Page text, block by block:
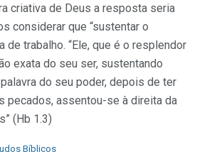
criativa de Deus a resposta seria
considerar que “sustentar o
de trabalho. “Ele, que é o resplendor
exata do seu ser, sustentando
do seu poder, depois de ter
pecados, assentou-se à direita da
(Hb 1.3)
Bíblicos